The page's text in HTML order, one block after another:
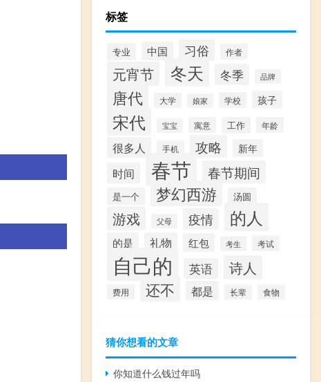
标签
专业 中国 习俗 作者
元宵节 冬天 冬季 品牌
唐代 大学 娘家 学校 孩子
宋代 宝宝 寓意 工作 年龄
很多人 手机 攻略 新年
时间 春节 春节期间
是一个 梦幻西游 汤圆
游戏 父母 疫情 的人
的是 礼物 红包 考生 考试
自己的 英语 诗人
费用 还不 都是 长辈 食物
猜你想看的文章
你知道什么钱过年吗